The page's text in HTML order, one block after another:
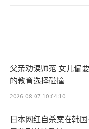
父亲劝读师范 女儿偏
的教育选择碰撞
2026-08-07 10:04:10
日本网红自杀案在韩